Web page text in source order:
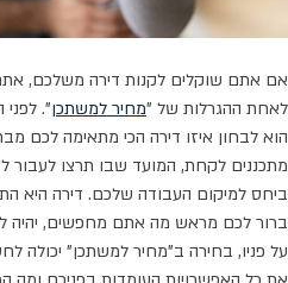
אם אתם שוקלים לקנות דירה משלכם,
לאחת ההגרלות של "מחיר למשתכן".
הוא לבחון איזו דירה הכי מתאימה לכם
מתכננים לקחת, המועד שבו תרצו לעבור
ביחס למיקום העבודה שלכם. דירה היא
ברור לכם מראש מה אתם מחפשים, יהיה
על פניו, בחירה ב"מחיר למשתכן" יכולה